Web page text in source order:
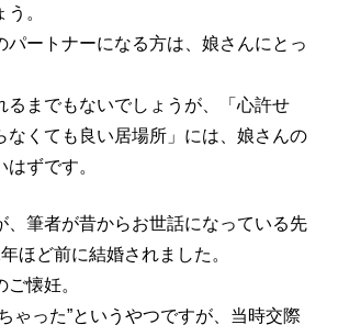
。
パートナーになる方は、娘さんにとっ
るまでもないでしょうが、「心許せ
なくても良い居場所」には、娘さんの
ずです。
、筆者が昔からお世話になっている先
ほど前に結婚されました。
懐妊。
ゃった”というやつですが、当時交際